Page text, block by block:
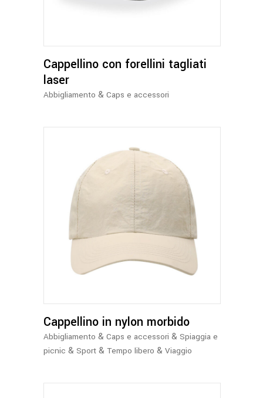
opzioni
possono
scelte
prodotto
Cappellino con forellini tagliati
laser
Abbigliamento & Caps e accessori
Questo
prodotto
più
opzioni
possono
essere
scelte
Cappellino in nylon morbido
Abbigliamento & Caps e accessori & Spiaggia e
picnic & Sport & Tempo libero & Viaggio